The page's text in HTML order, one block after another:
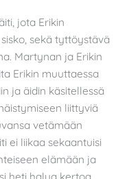
jota Erikin
sekä tyttöystävä
Martynan ja Erikin
Erikin muuttaessa
ja äidin käsitellessä
liittyviä
vetämään
ei liikaa sekaantuisi
elämään ja